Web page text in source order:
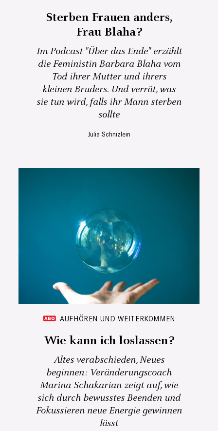
Sterben Frauen anders,
Frau Blaha?
Im Podcast "Über das Ende" erzählt
die Feministin Barbara Blaha vom
Tod ihrer Mutter und ihrers
kleinen Bruders. Und verrät, was
sie tun wird, falls ihr Mann sterben
sollte
Julia Schnizlein
AUFHÖREN UND WEITERKOMMEN
Wie kann ich loslassen?
Altes verabschieden, Neues
beginnen: Veränderungscoach
Marina Schakarian zeigt auf, wie
sich durch bewusstes Beenden und
Fokussieren neue Energie gewinnen
lässt